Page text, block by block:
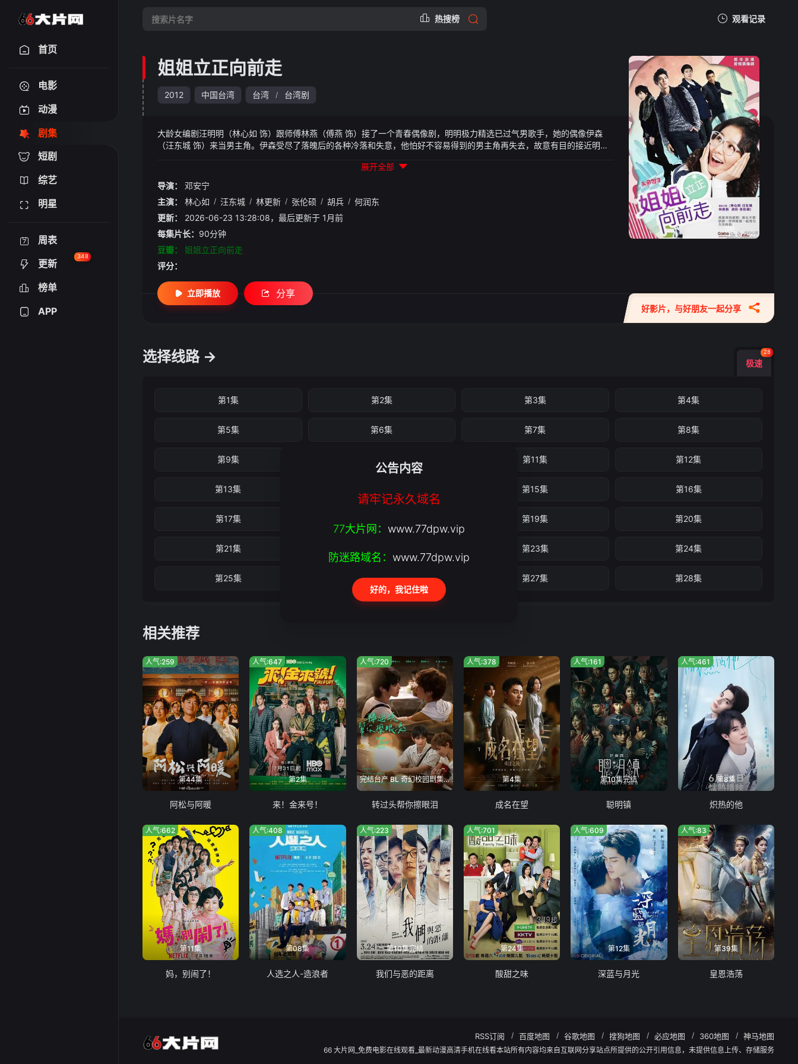
热搜榜 观看记录
暂无观看影片的记录
首页
电影
动漫
剧集
短剧
综艺
明星
周表
更新
348
榜单
APP
姐姐立正向前走
2012 中国台湾 台湾 / 台湾剧
大龄女编剧汪明明（林心如 饰）跟师傅林燕（傅燕 饰）接了一个青春偶像剧，明明极力精选已过气男歌手，她的偶像伊森
（汪东城 饰）来当男主角。伊森受尽了落魄后的各种冷落和失意，他怕好不容易得到的男主角再失去，故意有目的接近明
剧。师傅从美国回来的儿子童少天（林最新 饰）处处关心和照顾着明明，伊森一边接近明明，一边又和瞧不上他的女主角沈
沛妮（吴亚馨 饰）暧昧不清。蒙在鼓里的明明把男主角写的大方光彩，在明明的支持下，伊森再次走红，却对明明的态度也
起了变化，伤心的明明主动与伊森分手。这段荒唐的恋情是否就此结束，汪明明能否在30岁的关口找到真爱呢？
展开全部
导演：
邓安宁
主演：
林心如 / 汪东城 / 林更新 / 张伦硕 / 胡兵 / 何润东
更新：
2026-06-23 13:28:08，最后更新于 1月前
每集片长： 90分钟
豆瓣：
姐姐立正向前走
评分：
好影片，与好朋友一起分享
立即播放 分享
选择线路 → 极速
28
第1集 第2集 第3集 第4集
第5集 第6集 第7集 第8集
第9集 第10集 第11集 第12集
第13集 第15集 第16集
第17集 第19集 第20集
第21集 第23集 第24集
第25集 第26集 第27集 第28集
相关推荐
第44集
人气:259
阿松与阿暖
第2集
人气:647
来！金来号！
完结台产 BL 奇幻校园剧集,由《奇迹》主创团队打造
人气:720
转过头帮你擦眼泪
第4集
人气:378
成名在望
第10集完结
人气:161
聪明镇
第8集
人气:461
炽热的他
第11集
人气:662
妈，别闹了！
第08集
人气:408
人选之人-造浪者
第10集完结
人气:223
我们与恶的距离
第24集
人气:701
酸甜之味
第12集
人气:609
深蓝与月光
第39集
人气:83
皇恩浩荡
RSS订阅 百度地图 谷歌地图 搜狗地图 必应地图 360地图 神马地图
66 大片网_免费电影在线观看_最新动漫高清手机在线看本站所有内容均来自互联网分享站点所提供的公开引用信息，未提供信息上传、存储服务
公告内容
请牢记永久域名
77大片网： www.77dpw.vip
防迷路域名： www.77dpw.vip
好的，我记住啦